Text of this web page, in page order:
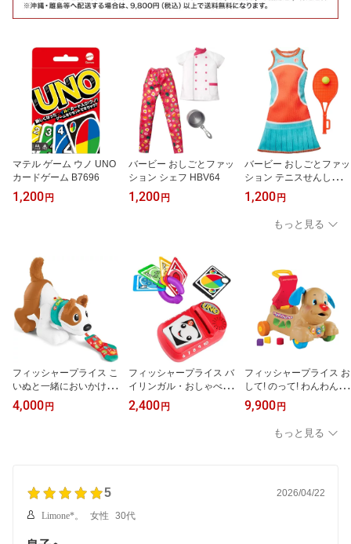
マテル ゲーム ウノ UNO
カードゲーム B7696
1,200円
バービー おしごとファッ
ション シェフ HBV64
1,200円
バービー おしごとファッ
ション テニスせんしゅ H
BV66
1,200円
もっと見る
フィッシャープライス こ
いぬと一緒においかけっ
こ! バイリンガル・パピ
ー HGY01
4,000円
フィッシャープライス バ
イリンガル・おしゃべり
ベビーUNO HGY55
2,400円
フィッシャープライス お
して! のって! わんわん・
ウォーカー BMG86
9,900円
もっと見る
5 2026/04/22
Limone*。 女性 30代